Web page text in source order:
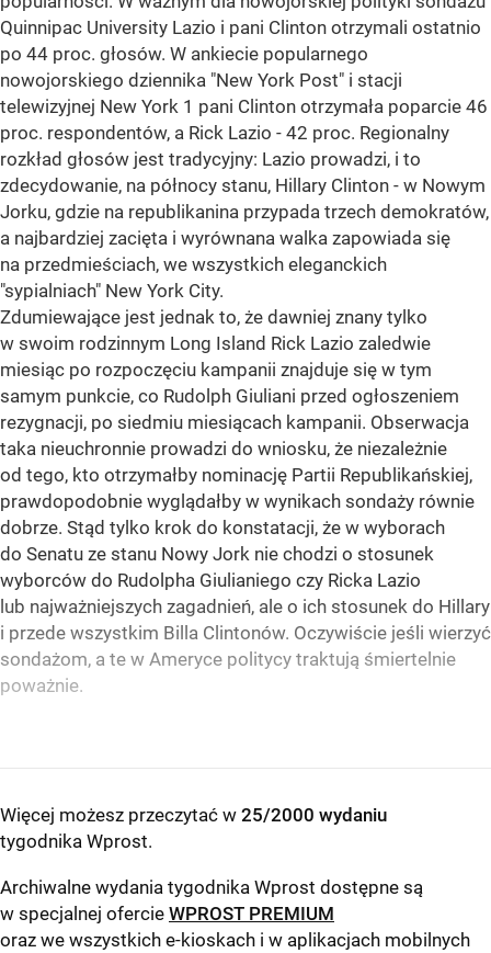
Quinnipac University Lazio i pani Clinton otrzymali ostatnio
po 44 proc. głosów. W ankiecie popularnego
nowojorskiego dziennika "New York Post" i stacji
telewizyjnej New York 1 pani Clinton otrzymała poparcie 46
proc. respondentów, a Rick Lazio - 42 proc. Regionalny
rozkład głosów jest tradycyjny: Lazio prowadzi, i to
zdecydowanie, na północy stanu, Hillary Clinton - w Nowym
Jorku, gdzie na republikanina przypada trzech demokratów,
a najbardziej zacięta i wyrównana walka zapowiada się
na przedmieściach, we wszystkich eleganckich
"sypialniach" New York City.
Zdumiewające jest jednak to, że dawniej znany tylko
w swoim rodzinnym Long Island Rick Lazio zaledwie
miesiąc po rozpoczęciu kampanii znajduje się w tym
samym punkcie, co Rudolph Giuliani przed ogłoszeniem
rezygnacji, po siedmiu miesiącach kampanii. Obserwacja
taka nieuchronnie prowadzi do wniosku, że niezależnie
od tego, kto otrzymałby nominację Partii Republikańskiej,
prawdopodobnie wyglądałby w wynikach sondaży równie
dobrze. Stąd tylko krok do konstatacji, że w wyborach
do Senatu ze stanu Nowy Jork nie chodzi o stosunek
wyborców do Rudolpha Giulianiego czy Ricka Lazio
lub najważniejszych zagadnień, ale o ich stosunek do Hillary
i przede wszystkim Billa Clintonów. Oczywiście jeśli wierzyć
sondażom, a te w Ameryce politycy traktują śmiertelnie
poważnie.
Więcej możesz przeczytać w 25/2000 wydaniu
tygodnika Wprost.
Archiwalne wydania tygodnika Wprost dostępne są
w specjalnej ofercie WPROST PREMIUM
oraz we wszystkich e-kioskach i w aplikacjach mobilnych